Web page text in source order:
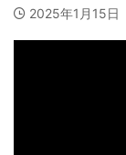
2025年1月15日